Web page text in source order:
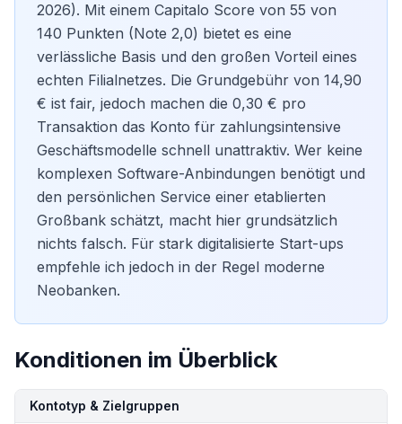
2026). Mit einem Capitalo Score von 55 von
140 Punkten (Note 2,0) bietet es eine
verlässliche Basis und den großen Vorteil eines
echten Filialnetzes. Die Grundgebühr von 14,90
€ ist fair, jedoch machen die 0,30 € pro
Transaktion das Konto für zahlungsintensive
Geschäftsmodelle schnell unattraktiv. Wer keine
komplexen Software-Anbindungen benötigt und
den persönlichen Service einer etablierten
Großbank schätzt, macht hier grundsätzlich
nichts falsch. Für stark digitalisierte Start-ups
empfehle ich jedoch in der Regel moderne
Neobanken.
Konditionen im Überblick
KonditionDetails
Kontotyp & Zielgruppen